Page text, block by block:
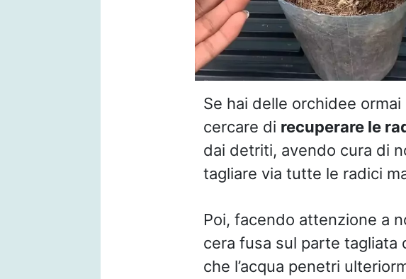
Se hai delle orchidee
cercare di recuperare le
dai detriti, avendo cura di
tagliare via tutte le radici
Poi, facendo attenzione a
cera fusa sul parte tagliata
che l’acqua penetri